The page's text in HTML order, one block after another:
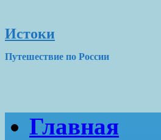
Истоки
Путешествие по России
Главная